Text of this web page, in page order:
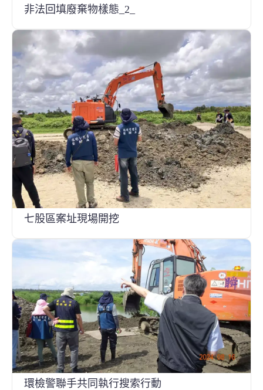
非法回填廢棄物樣態_2_
七股區案址現場開挖
環檢警聯手共同執行搜索行動